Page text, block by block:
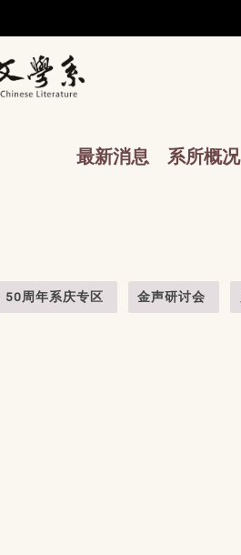
最新消息 系所概况
50周年系庆专区 金声研讨会